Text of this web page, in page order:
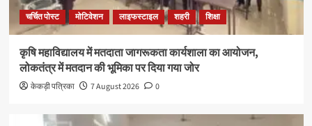
चर्चित पोस्ट मोटिवेशन लाइफस्टाइल शहरी शिक्षा
कृषि महाविद्यालय में मतदाता जागरूकता कार्यशाला का आयोजन,
लोकतंत्र में मतदान की भूमिका पर दिया गया जोर
केकड़ी पत्रिका 7 August 2026 0